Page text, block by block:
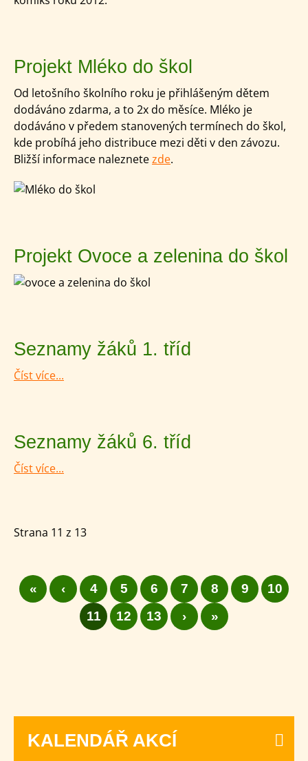
Projekt Mléko do škol
Od letošního školního roku je přihlášeným dětem
dodáváno zdarma, a to 2x do měsíce. Mléko je
dodáváno v předem stanovených termínech do škol,
kde probíhá jeho distribuce mezi děti v den závozu.
Bližší informace naleznetezde.
Projekt Ovoce a zelenina do škol
Seznamy žáků 1. tříd
Číst více...
Seznamy žáků 6. tříd
Číst více...
Strana 11 z 13
« ‹ 4 5 6 7 8 9
10
11
12 13 › »
KALENDÁŘ AKCÍ